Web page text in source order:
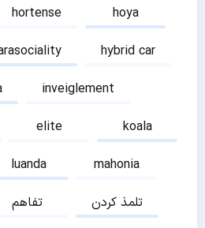
hortense
hoya
hybrid car
inveiglement
elite
koala
luanda
mahonia
تفاهم
تلمذ کردن